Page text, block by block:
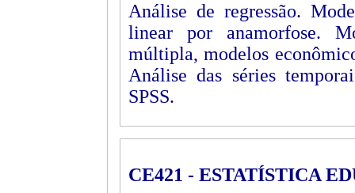
Análise de regressão.
linear por anamorfose.
múltipla, modelos
Análise das séries
SPSS.
CE421 - ESTATÍSTICA